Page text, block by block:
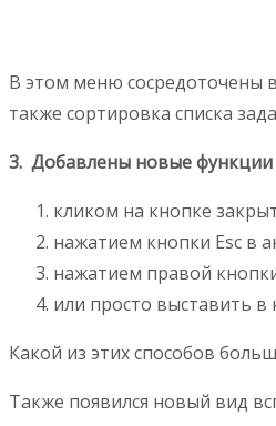
В этом меню сосредоточены
также сортировка списка
3. Добавлены новые
кликом на кнопке
нажатием кнопки Esc в
нажатием правой
или просто выставить в
Какой из этих способов
Также появился новый вид